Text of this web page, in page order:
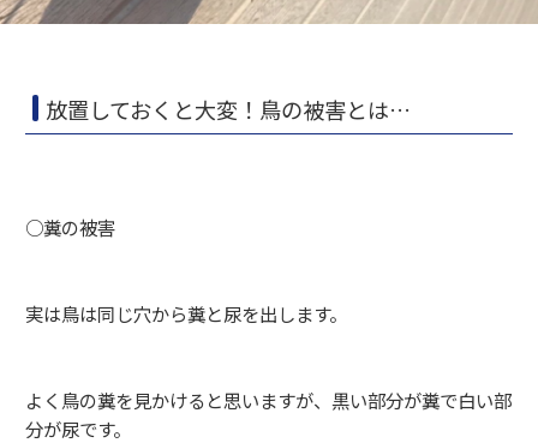
放置しておくと大変！鳥の被害とは…
○糞の被害
実は鳥は同じ穴から糞と尿を出します。
よく鳥の糞を見かけると思いますが、黒い部分が糞で白い部
分が尿です。